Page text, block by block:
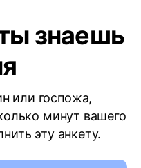
знаешь
или госпожа,
минут вашего
эту анкету.